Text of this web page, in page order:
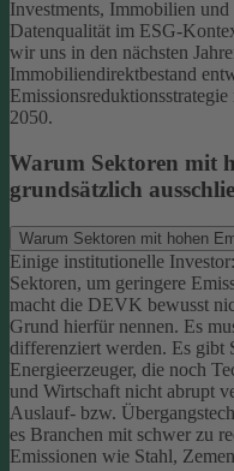
Investments, Immobilien
Datenqualität im ESG-
wir uns in den nächsten
Immobiliendirektbestand
2050.
Warum Sektoren mit
grundsätzlich
Warum Sektoren mit hohen
Einige institutionelle
Sektoren, um geringere
macht die DEVK bewusst
Grund hierfür nennen. Es
differenziert werden. Es gibt
Energieerzeuger, die noch
und Wirtschaft nicht abrupt
Auslauf- bzw.
es Branchen mit schwer zu
Emissionen wie Stahl,